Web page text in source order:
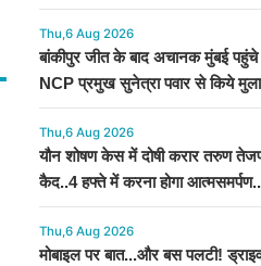
युवाओं के संघर्ष के साथ है माले
Thu,6 Aug 2026
बांकीपुर जीत के बाद अचानक मुंबई पहुंचे
NCP प्रमुख सुनेत्रा पवार से किये
Thu,6 Aug 2026
यौन शोषण केस में दोषी करार तरुण
कैद..4 हफ्ते में करना होगा
Thu,6 Aug 2026
मोबाइल पर बात...और बस पलटी!